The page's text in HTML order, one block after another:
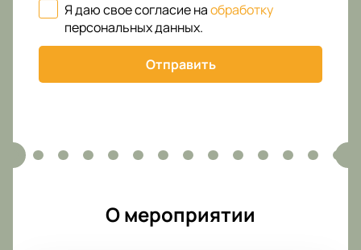
Я даю свое согласие наобработку
персональных данных.
Отправить
О мероприятии